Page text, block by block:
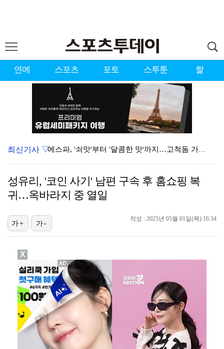
연예 스포츠 포토 스투툰 짤
에스파, '쇠맛'부터 '달콤한 맛'까지…고척돔 가득 채…
'리그 2연패 정조준' 아스널, 뉴캐슬서 기마랑이스 영…
에스파, 고척돔 입성…공연 시작 40분 만에 첫 인사 …
에스파 고척돔 공연에 반가운 얼굴…아이들 미연·트와이스…
최신기사 ▽
성유리, '코인 사기' 남편 구속 후 홈쇼핑 복
귀…옥바라지 중 열일
작성 : 2025년 05월 01일(목) 16:34
가+ 가-
X